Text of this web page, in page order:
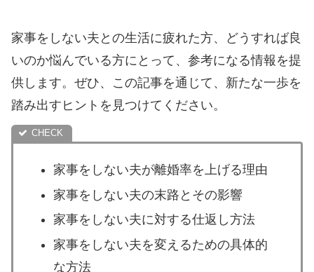
家事をしない夫との生活に疲れた方、どうすれば良
いのか悩んでいる方にとって、参考になる情報を提
供します。ぜひ、この記事を通じて、新たな一歩を
踏み出すヒントを見つけてください。
家事をしない夫が離婚率を上げる理由
家事をしない夫の末路とその影響
家事をしない夫に対する仕返し方法
家事をしない夫を変えるための具体的
な方法